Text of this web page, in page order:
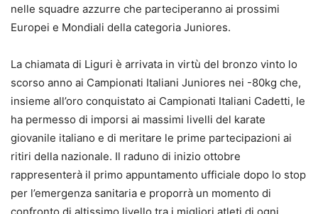
nelle squadre azzurre che parteciperanno ai prossimi
Europei e Mondiali della categoria Juniores.
La chiamata di Liguri è arrivata in virtù del bronzo vinto lo
scorso anno ai Campionati Italiani Juniores nei -80kg che,
insieme all’oro conquistato ai Campionati Italiani Cadetti, le
ha permesso di imporsi ai massimi livelli del karate
giovanile italiano e di meritare le prime partecipazioni ai
ritiri della nazionale. Il raduno di inizio ottobre
rappresenterà il primo appuntamento ufficiale dopo lo stop
per l’emergenza sanitaria e proporrà un momento di
confronto di altissimo livello tra i migliori atleti di ogni